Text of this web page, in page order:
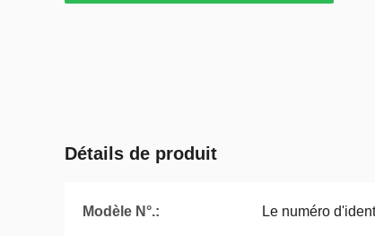
Détails de produit
Modèle N°.: Le numéro